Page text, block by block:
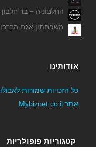
החלבוניה – בר
משפחתון אגם
אודותינו
אתר Mybiznet.co.il
קטגוריות פופולריות